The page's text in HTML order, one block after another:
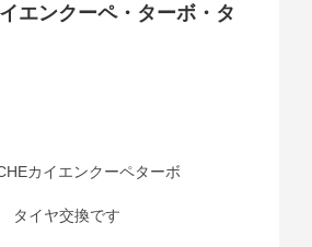
エンクーペ・ターボ・タ
カイエンクーペターボ
タイヤ交換です